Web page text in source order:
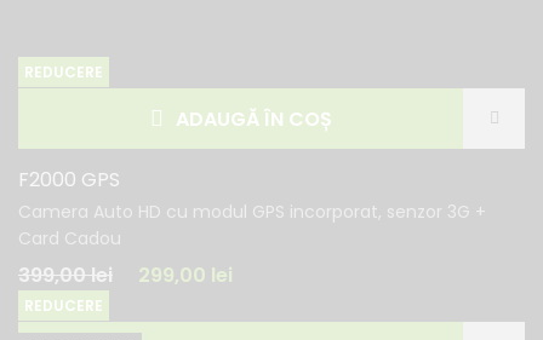
REDUCERE
ADAUGĂ ÎN COȘ
F2000 GPS
Camera Auto HD cu modul GPS incorporat, senzor 3G +
Card Cadou
399,00lei 299,00 lei
REDUCERE